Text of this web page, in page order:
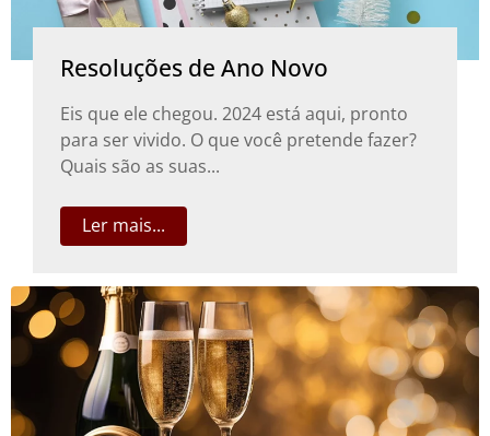
Resoluções de Ano Novo
Eis que ele chegou. 2024 está aqui, pronto
para ser vivido. O que você pretende fazer?
Quais são as suas...
Ler mais...